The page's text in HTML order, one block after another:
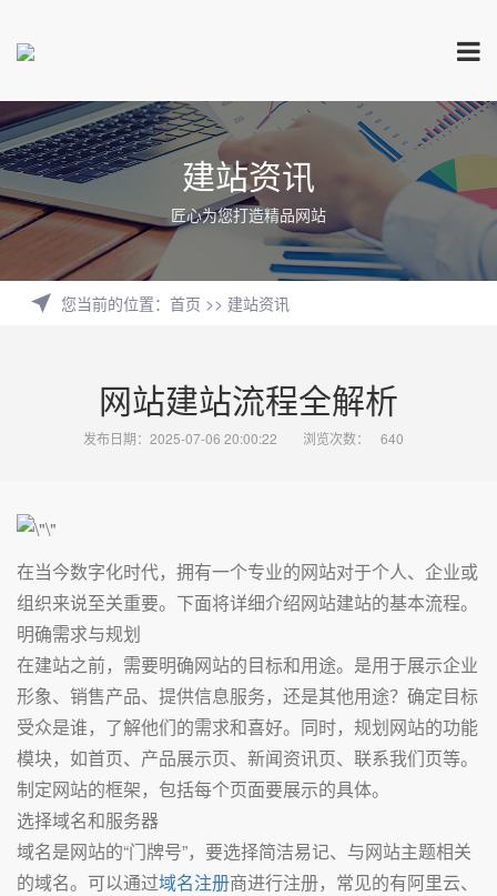
建站资讯
匠心为您打造精品网站
您当前的位置： 首页 >> 建站资讯
网站建站流程全解析
发布日期：2025-07-06 20:00:22 浏览次数： 640
在当今数字化时代，拥有一个专业的网站对于个人、企业或
组织来说至关重要。下面将详细介绍网站建站的基本流程。
明确需求与规划
在建站之前，需要明确网站的目标和用途。是用于展示企业
形象、销售产品、提供信息服务，还是其他用途？确定目标
受众是谁，了解他们的需求和喜好。同时，规划网站的功能
模块，如首页、产品展示页、新闻资讯页、联系我们页等。
制定网站的框架，包括每个页面要展示的具体。
选择域名和服务器
域名是网站的“门牌号”，要选择简洁易记、与网站主题相关
的域名。可以通过域名注册商进行注册，常见的有阿里云、